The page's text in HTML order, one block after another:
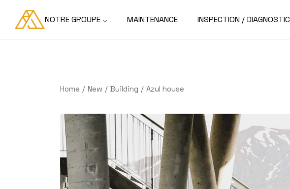
NOTRE GROUPE ⌵ MAINTENANCE INSPECTION / DIAGNOSTIC
Home New Building Azul house